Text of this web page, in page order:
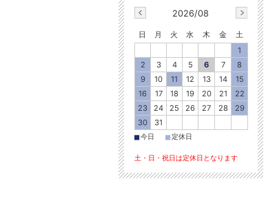
2026/08
日 月 火 水 木 金
土
1
2
3 4 5 6 7
8
9
10 11 12 13 14
15
16
17 18 19 20 21
22
23
24 25 26 27 28
29
30
31
■今日 ■定休日
土・日・祝日は定休日となります